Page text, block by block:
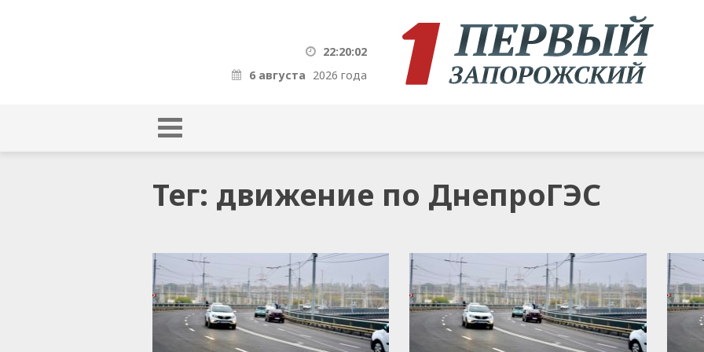
22:20:02
6 августа 2026 года
Тег: движение по ДнепроГЭС